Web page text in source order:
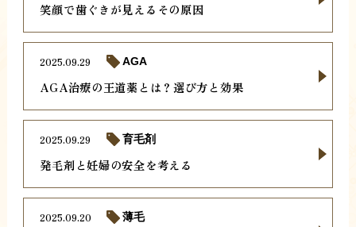
笑顔で歯ぐきが見えるその原因
AGA治療の王道薬とは？選び方と効果
2025.09.29 AGA
発毛剤と妊婦の安全を考える
2025.09.29 育毛剤
2025.09.20 薄毛